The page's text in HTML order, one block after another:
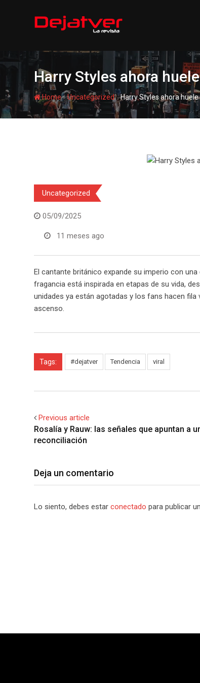
Harry Styles ahora
Home-Uncategorized-Harry Styles ahora
Uncategorized
05/09/2025
11 meses ago
El cantante británico expande su imperio con
fragancia está inspirada en etapas de su vida,
unidades ya están agotadas y los fans hacen
ascenso.
Tags: #dejatver Tendencia viral
Previous article
Rosalía y Rauw: las señales que apuntan a
reconciliación
Deja un comentario
Lo siento, debes estar conectado para publicar